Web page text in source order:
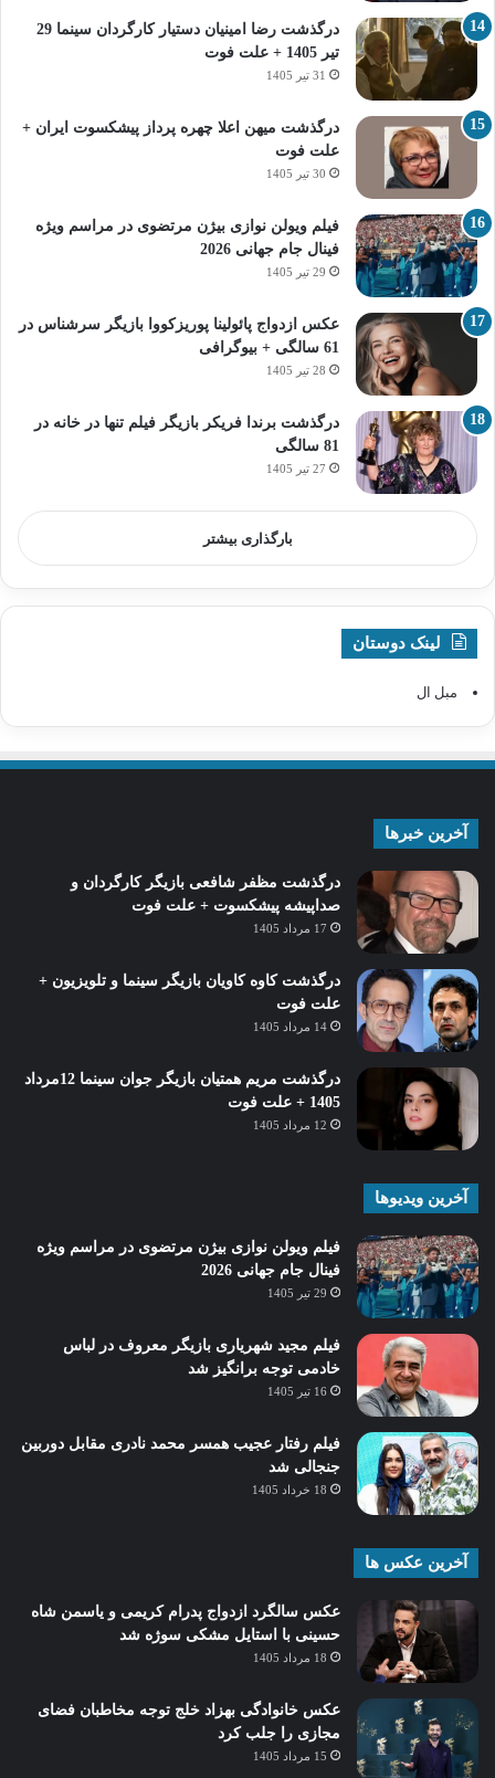
درگذشت رضا امینیان دستیار کارگردان سینما 29
تیر 1405 + علت فوت
31 تیر 1405
درگذشت میهن اعلا چهره پرداز پیشکسوت ایران +
علت فوت
30 تیر 1405
فیلم ویولن نوازی بیژن مرتضوی در مراسم ویژه
فینال جام جهانی 2026
29 تیر 1405
عکس ازدواج پائولینا پوریزکووا بازیگر سرشناس در
61 سالگی + بیوگرافی
28 تیر 1405
درگذشت برندا فریکر بازیگر فیلم تنها در خانه در
81 سالگی
27 تیر 1405
بارگذاری بیشتر
لینک دوستان
مبل ال
آخرین خبرها
درگذشت مظفر شافعی بازیگر کارگردان و
صداپیشه پیشکسوت + علت فوت
17 مرداد 1405
درگذشت کاوه کاویان بازیگر سینما و تلویزیون +
علت فوت
14 مرداد 1405
درگذشت مریم همتیان بازیگر جوان سینما 12مرداد
1405 + علت فوت
12 مرداد 1405
آخرین ویدیوها
فیلم ویولن نوازی بیژن مرتضوی در مراسم ویژه
فینال جام جهانی 2026
29 تیر 1405
فیلم مجید شهریاری بازیگر معروف در لباس
خادمی توجه برانگیز شد
16 تیر 1405
فیلم رفتار عجیب همسر محمد نادری مقابل دوربین
جنجالی شد
18 خرداد 1405
آخرین عکس ها
عکس سالگرد ازدواج پدرام کریمی و یاسمن شاه‌
حسینی با استایل مشکی سوژه شد
18 مرداد 1405
عکس خانوادگی بهزاد خلج توجه مخاطبان فضای
مجازی را جلب کرد
15 مرداد 1405